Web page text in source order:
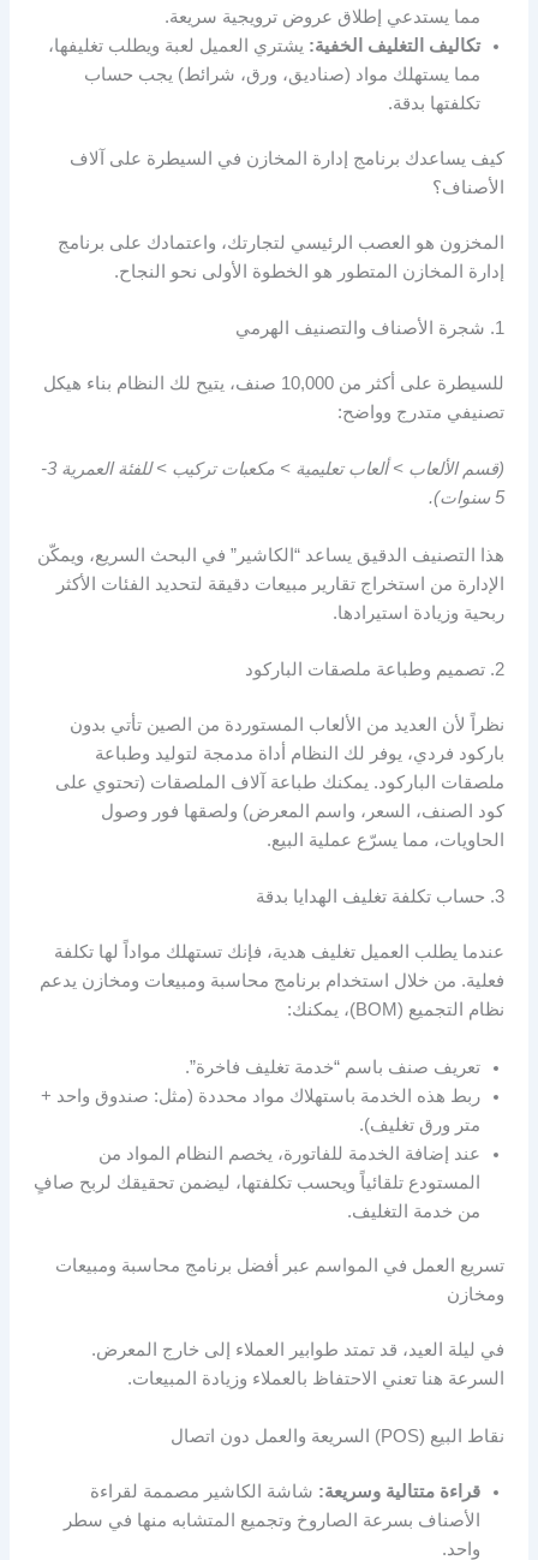
مما يستدعي إطلاق عروض ترويجية سريعة.
تكاليف التغليف الخفية: يشتري العميل لعبة ويطلب تغليفها،
مما يستهلك مواد (صناديق، ورق، شرائط) يجب حساب
تكلفتها بدقة.
كيف يساعدك برنامج إدارة المخازن في السيطرة على آلاف
الأصناف؟
المخزون هو العصب الرئيسي لتجارتك، واعتمادك على برنامج
إدارة المخازن المتطور هو الخطوة الأولى نحو النجاح.
1. شجرة الأصناف والتصنيف الهرمي
للسيطرة على أكثر من 10,000 صنف، يتيح لك النظام بناء هيكل
تصنيفي متدرج وواضح:
(قسم الألعاب > ألعاب تعليمية > مكعبات تركيب > للفئة العمرية 3-
5 سنوات).
هذا التصنيف الدقيق يساعد “الكاشير” في البحث السريع، ويمكّن
الإدارة من استخراج تقارير مبيعات دقيقة لتحديد الفئات الأكثر
ربحية وزيادة استيرادها.
2. تصميم وطباعة ملصقات الباركود
نظراً لأن العديد من الألعاب المستوردة من الصين تأتي بدون
باركود فردي، يوفر لك النظام أداة مدمجة لتوليد وطباعة
ملصقات الباركود. يمكنك طباعة آلاف الملصقات (تحتوي على
كود الصنف، السعر، واسم المعرض) ولصقها فور وصول
الحاويات، مما يسرّع عملية البيع.
3. حساب تكلفة تغليف الهدايا بدقة
عندما يطلب العميل تغليف هدية، فإنك تستهلك مواداً لها تكلفة
فعلية. من خلال استخدام برنامج محاسبة ومبيعات ومخازن يدعم
نظام التجميع (BOM)، يمكنك:
تعريف صنف باسم “خدمة تغليف فاخرة”.
ربط هذه الخدمة باستهلاك مواد محددة (مثل: صندوق واحد +
متر ورق تغليف).
عند إضافة الخدمة للفاتورة، يخصم النظام المواد من
المستودع تلقائياً ويحسب تكلفتها، ليضمن تحقيقك لربح صافٍ
من خدمة التغليف.
تسريع العمل في المواسم عبر أفضل برنامج محاسبة ومبيعات
ومخازن
في ليلة العيد، قد تمتد طوابير العملاء إلى خارج المعرض.
السرعة هنا تعني الاحتفاظ بالعملاء وزيادة المبيعات.
نقاط البيع (POS) السريعة والعمل دون اتصال
قراءة متتالية وسريعة: شاشة الكاشير مصممة لقراءة
الأصناف بسرعة الصاروخ وتجميع المتشابه منها في سطر
واحد.